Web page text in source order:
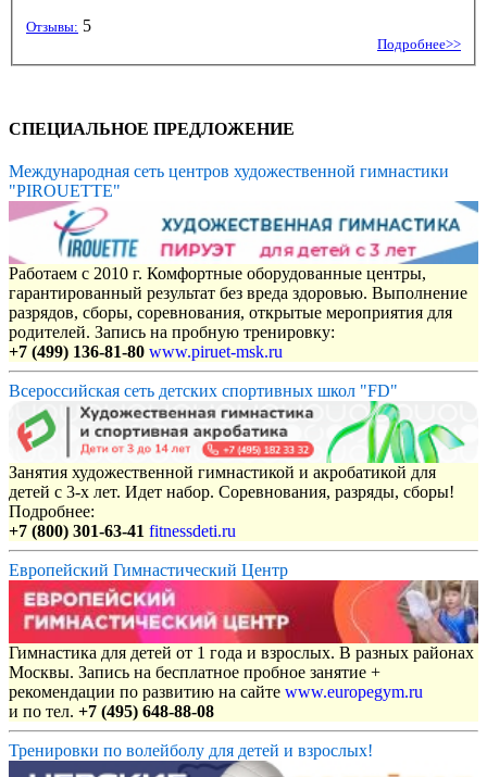
Отзывы: 5
Подробнее>>
СПЕЦИАЛЬНОЕ ПРЕДЛОЖЕНИЕ
Международная сеть центров художественной гимнастики
"PIROUETTE"
Работаем с 2010 г. Комфортные оборудованные центры,
гарантированный результат без вреда здоровью. Выполнение
разрядов, сборы, соревнования, открытые мероприятия для
родителей. Запись на пробную тренировку:
+7 (499) 136-81-80 www.piruet-msk.ru
Всероссийская сеть детских спортивных школ "FD"
Занятия художественной гимнастикой и акробатикой для
детей с 3-х лет. Идет набор. Соревнования, разряды, сборы!
Подробнее:
+7 (800) 301-63-41 fitnessdeti.ru
Европейский Гимнастический Центр
Гимнастика для детей от 1 года и взрослых. В разных районах
Москвы. Запись на бесплатное пробное занятие +
рекомендации по развитию на сайте www.europegym.ru
и по тел. +7 (495) 648-88-08
Тренировки по волейболу для детей и взрослых!